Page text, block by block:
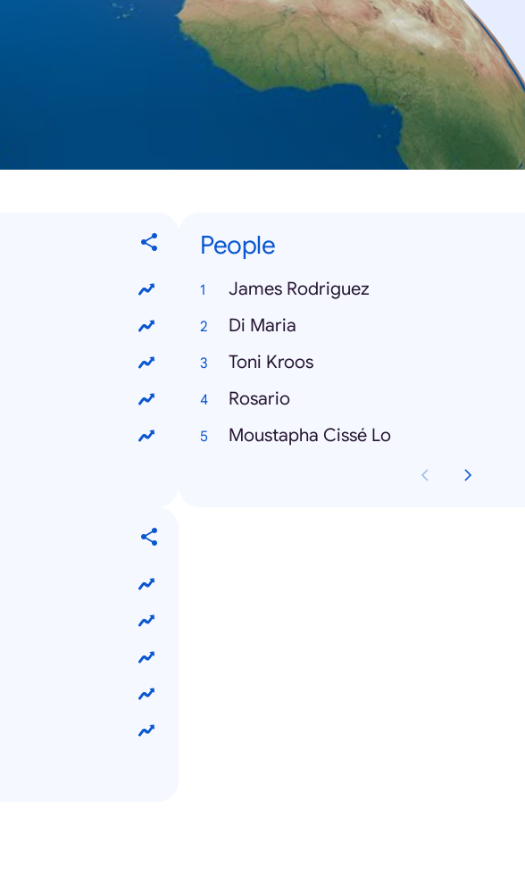
People
James Rodriguez
Di Maria
Toni Kroos
Rosario
Moustapha Cissé Lo